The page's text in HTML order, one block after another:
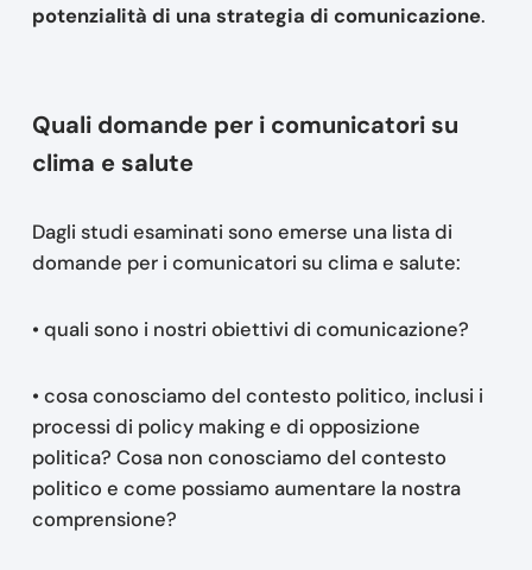
potenzialità di una strategia di comunicazione.
Quali domande per i comunicatori su
clima e salute
Dagli studi esaminati sono emerse una lista di
domande per i comunicatori su clima e salute:
• quali sono i nostri obiettivi di comunicazione?
• cosa conosciamo del contesto politico, inclusi i
processi di policy making e di opposizione
politica? Cosa non conosciamo del contesto
politico e come possiamo aumentare la nostra
comprensione?